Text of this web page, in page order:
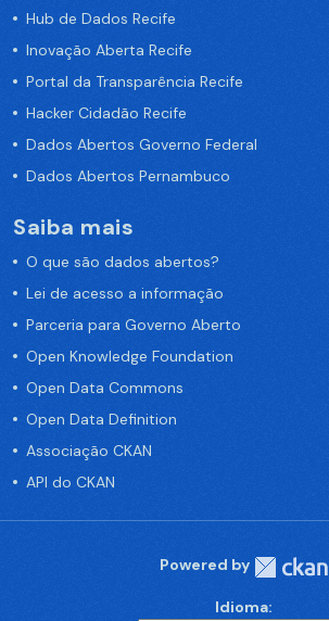
Hub de Dados Recife
Inovação Aberta Recife
Portal da Transparência Recife
Hacker Cidadão Recife
Dados Abertos Governo Federal
Dados Abertos Pernambuco
Saiba mais
O que são dados abertos?
Lei de acesso a informação
Parceria para Governo Aberto
Open Knowledge Foundation
Open Data Commons
Open Data Definition
Associação CKAN
API do CKAN
Powered by
Idioma